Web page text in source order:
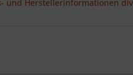
und Herstellerinformationen div